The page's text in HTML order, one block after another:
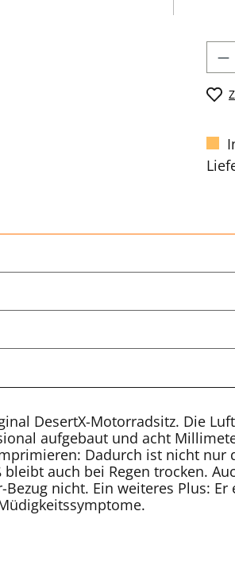
DesertX-Motorradsitz. Die
aufgebaut und acht
Dadurch ist nicht nur
auch bei Regen trocken.
nicht. Ein weiteres Plus: Er